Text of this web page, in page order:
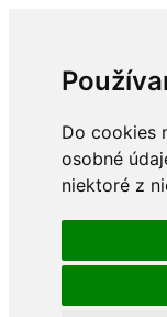
Do cookies
osobné
niektoré z